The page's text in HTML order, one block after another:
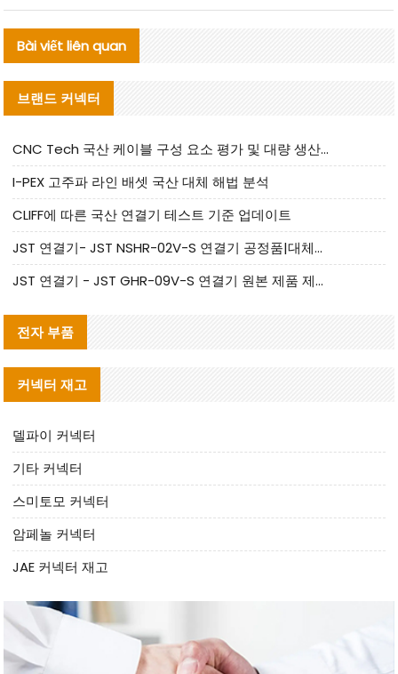
Bài viết liên quan
브랜드 커넥터
CNC Tech 국산 케이블 구성 요소 평가 및 대량 생산 적합성 가이드
I-PEX 고주파 라인 배셋 국산 대체 해법 분석
CLIFF에 따른 국산 연결기 테스트 기준 업데이트
JST 연결기- JST NSHR-02V-S 연결기 공정품|대체품 제공
JST 연결기 - JST GHR-09V-S 연결기 원본 제품 제공 | 대체품 제공
전자 부품
커넥터 재고
델파이 커넥터
기타 커넥터
스미토모 커넥터
암페놀 커넥터
JAE 커넥터 재고